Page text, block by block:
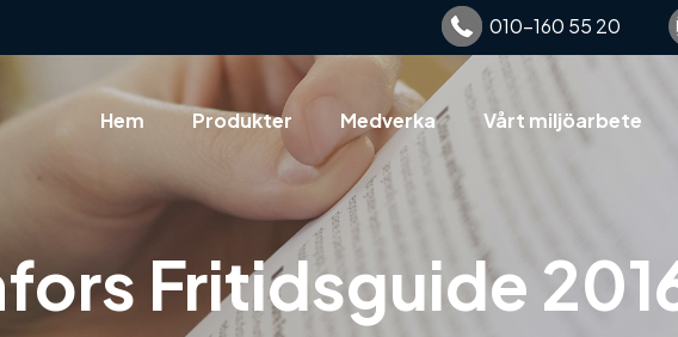
010-160 55 20
Hem Produkter Medverka Vårt miljöarbete
Fritidsguide